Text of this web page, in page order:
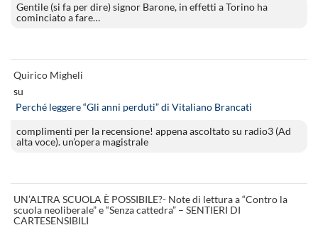
Gentile (si fa per dire) signor Barone, in effetti a Torino ha
cominciato a fare…
Quirico Migheli
su
Perché leggere “Gli anni perduti” di Vitaliano Brancati
complimenti per la recensione! appena ascoltato su radio3 (Ad
alta voce). un’opera magistrale
UN’ALTRA SCUOLA È POSSIBILE?- Note di lettura a “Contro la
scuola neoliberale” e “Senza cattedra” – SENTIERI DI
CARTESENSIBILI